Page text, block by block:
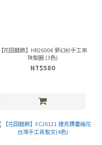
【花田囍飾】HR26004 夢幻紗手工串
珠髮圈 (3色)
NT$580